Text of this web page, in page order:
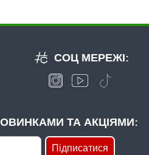
ТА АКЦІЯМИ:
Підписатися
СОЦ МЕРЕЖІ: